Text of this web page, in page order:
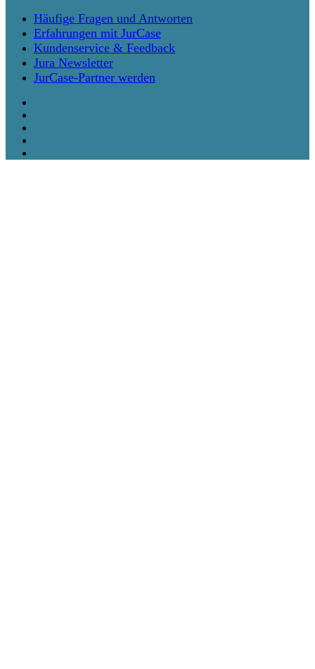
Häufige Fragen und Antworten
Erfahrungen mit JurCase
Kundenservice & Feedback
Jura Newsletter
JurCase-Partner werden